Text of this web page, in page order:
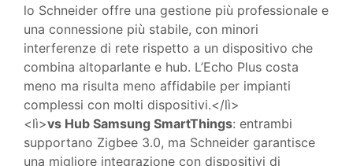
lo Schneider offre una gestione più professionale e
una connessione più stabile, con minori
interferenze di rete rispetto a un dispositivo che
combina altoparlante e hub. L’Echo Plus costa
meno ma risulta meno affidabile per impianti
complessi con molti dispositivi.</lì>
<lì>vs Hub Samsung SmartThings: entrambi
supportano Zigbee 3.0, ma Schneider garantisce
una migliore integrazione con dispositivi di